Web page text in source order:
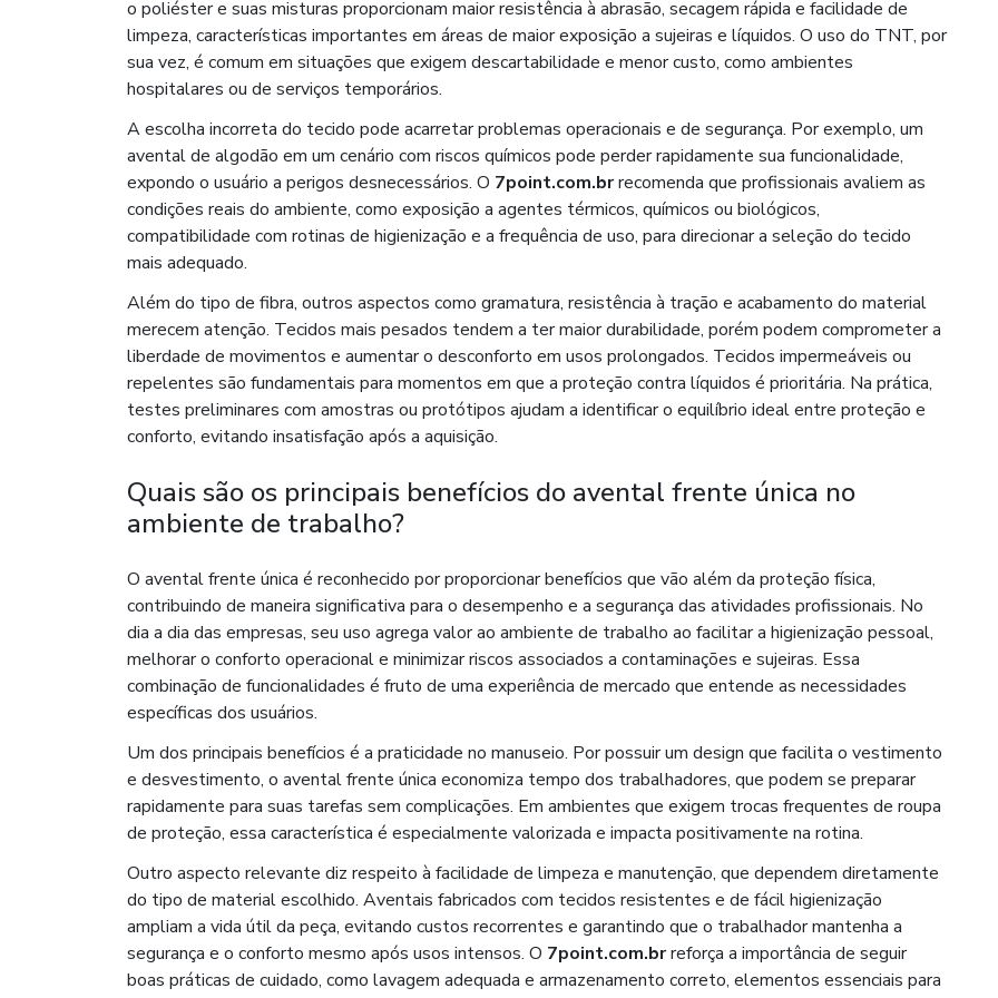
o poliéster e suas misturas proporcionam maior resistência à abrasão, secagem rápida e facilidade de
limpeza, características importantes em áreas de maior exposição a sujeiras e líquidos. O uso do TNT, por
sua vez, é comum em situações que exigem descartabilidade e menor custo, como ambientes
hospitalares ou de serviços temporários.
A escolha incorreta do tecido pode acarretar problemas operacionais e de segurança. Por exemplo, um
avental de algodão em um cenário com riscos químicos pode perder rapidamente sua funcionalidade,
expondo o usuário a perigos desnecessários. O 7point.com.brrecomenda que profissionais avaliem as
condições reais do ambiente, como exposição a agentes térmicos, químicos ou biológicos,
compatibilidade com rotinas de higienização e a frequência de uso, para direcionar a seleção do tecido
mais adequado.
Além do tipo de fibra, outros aspectos como gramatura, resistência à tração e acabamento do material
merecem atenção. Tecidos mais pesados tendem a ter maior durabilidade, porém podem comprometer a
liberdade de movimentos e aumentar o desconforto em usos prolongados. Tecidos impermeáveis ou
repelentes são fundamentais para momentos em que a proteção contra líquidos é prioritária. Na prática,
testes preliminares com amostras ou protótipos ajudam a identificar o equilíbrio ideal entre proteção e
conforto, evitando insatisfação após a aquisição.
Quais são os principais benefícios do avental frente única no
ambiente de trabalho?
O avental frente única é reconhecido por proporcionar benefícios que vão além da proteção física,
contribuindo de maneira significativa para o desempenho e a segurança das atividades profissionais. No
dia a dia das empresas, seu uso agrega valor ao ambiente de trabalho ao facilitar a higienização pessoal,
melhorar o conforto operacional e minimizar riscos associados a contaminações e sujeiras. Essa
combinação de funcionalidades é fruto de uma experiência de mercado que entende as necessidades
específicas dos usuários.
Um dos principais benefícios é a praticidade no manuseio. Por possuir um design que facilita o vestimento
e desvestimento, o avental frente única economiza tempo dos trabalhadores, que podem se preparar
rapidamente para suas tarefas sem complicações. Em ambientes que exigem trocas frequentes de roupa
de proteção, essa característica é especialmente valorizada e impacta positivamente na rotina.
Outro aspecto relevante diz respeito à facilidade de limpeza e manutenção, que dependem diretamente
do tipo de material escolhido. Aventais fabricados com tecidos resistentes e de fácil higienização
ampliam a vida útil da peça, evitando custos recorrentes e garantindo que o trabalhador mantenha a
segurança e o conforto mesmo após usos intensos. O 7point.com.brreforça a importância de seguir
boas práticas de cuidado, como lavagem adequada e armazenamento correto, elementos essenciais para